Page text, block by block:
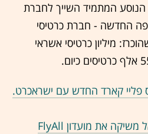
המתמיד השייך לחברת
החדשה - חברת כרטיסי
מיליון כרטיסי אשראי
קארד החדש עם ישראכרט.
כפי שנחשף בגלובס: כאל משיקה את מועדון FlyAll